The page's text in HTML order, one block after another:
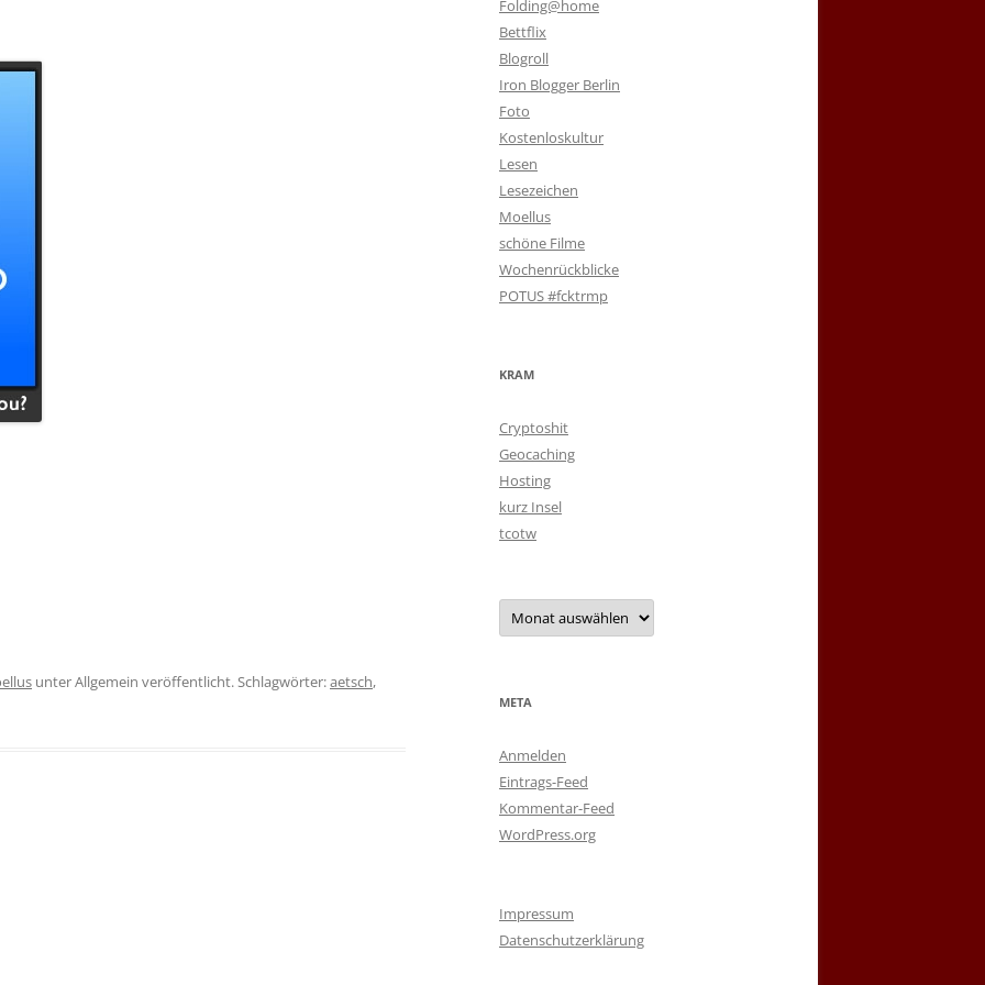
unter Allgemein veröffentlicht. Schlagwörter:aetsch,
Folding@home
Bettflix
Blogroll
Iron Blogger Berlin
Foto
Kostenloskultur
Lesen
Lesezeichen
Moellus
schöne Filme
Wochenrückblicke
POTUS #fcktrmp
KRAM
Cryptoshit
Geocaching
Hosting
kurz Insel
tcotw
Archiv
META
Anmelden
Eintrags-Feed
Kommentar-Feed
WordPress.org
Impressum
Datenschutzerklärung